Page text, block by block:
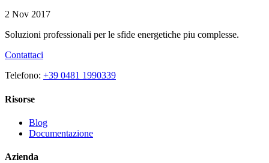
2 Nov 2017
Soluzioni professionali per le sfide energetiche piu complesse.
Contattaci
Telefono: +39 0481 1990339
Risorse
Blog
Documentazione
Azienda